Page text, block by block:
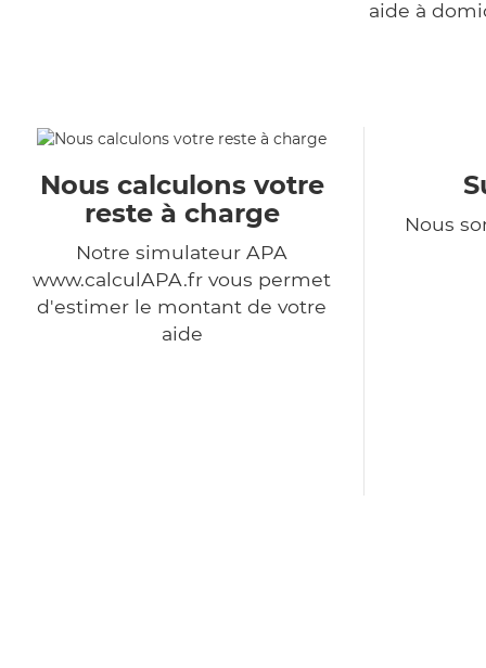
aide à
Nous calculons votre
reste à charge
Notre simulateur APA
www.calculAPA.fr vous permet
d'estimer le montant de votre
aide
Nous